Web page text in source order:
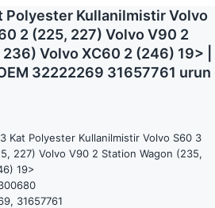
Polyester Kullanilmistir Volvo
2 (225, 227) Volvo V90 2
Volvo XC60 2 (246) 19> |
32222269 31657761 urun
Kat Polyester Kullanilmistir Volvo S60 3
227) Volvo V90 2 Station Wagon (235,
19>
31657761